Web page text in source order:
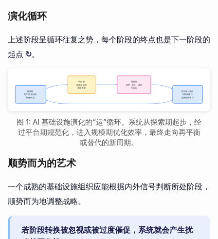
演化循环
上述阶段呈循环往复之势，每个阶段的终点也是下一阶段的
起点 ↻。
图 1: AI 基础设施演化的“运”循环。系统从探索期起步，经
过平台期规范化，进入规模期优化效率，最终走向再平衡
或替代的新周期。
顺势而为的艺术
一个成熟的基础设施组织应能根据内外信号判断所处阶段，
顺势而为地调整战略。
若阶段转换被忽视或被过度催促，系统就会产生扰